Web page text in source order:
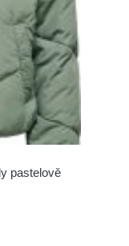
pastelově